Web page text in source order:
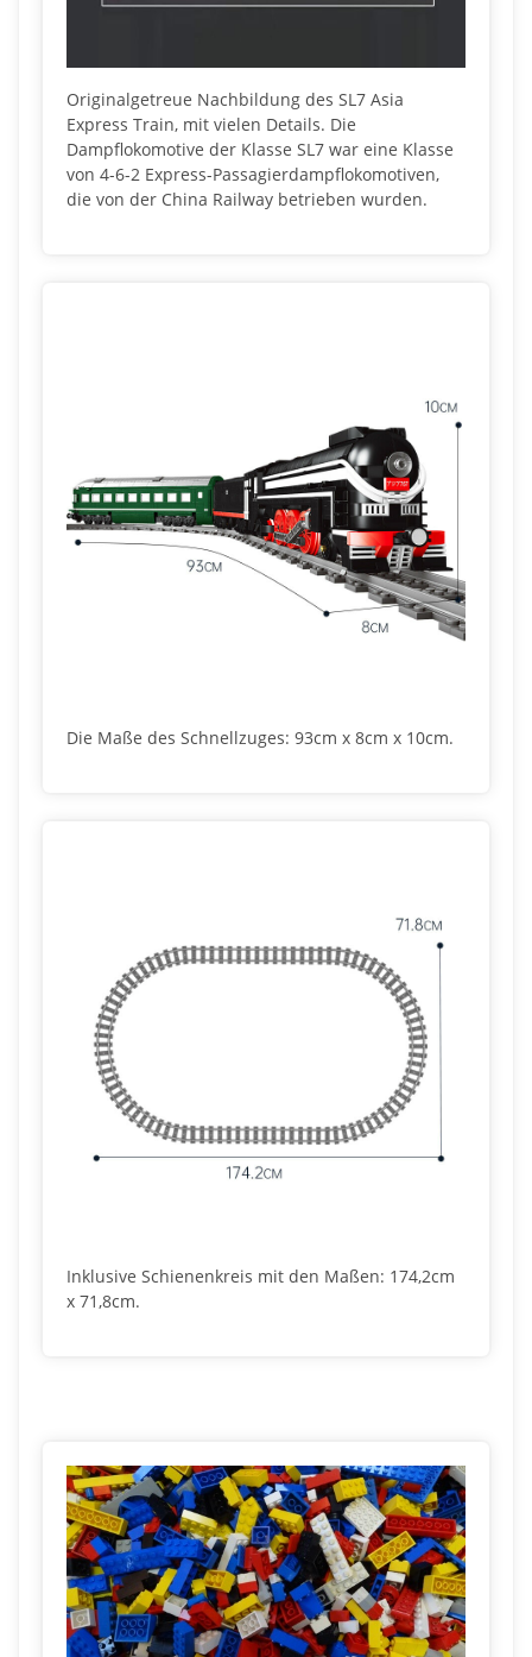
Originalgetreue Nachbildung des SL7 Asia
Express Train, mit vielen Details. Die
Dampflokomotive der Klasse SL7 war eine Klasse
von 4-6-2 Express-Passagierdampflokomotiven,
die von der China Railway betrieben wurden.
Die Maße des Schnellzuges: 93cm x 8cm x 10cm.
Inklusive Schienenkreis mit den Maßen: 174,2cm
x 71,8cm.